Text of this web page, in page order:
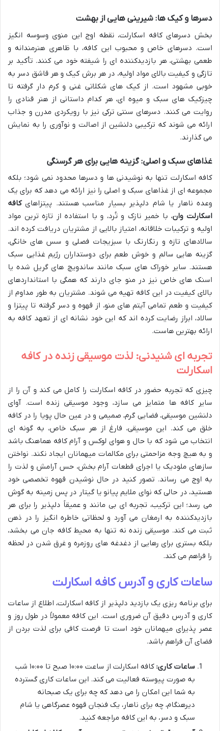
دسرها و کیک ها: شیرینی هایی از بهشت
بخش دسرهای کافه اسکارلت، نقطه اوج این منوی وسوسه انگیز
است. دسرهای خاص و محبوب این کافه، با ظاهری هنرمندانه و
طعمی بهشتی، هر بازدیدکننده ای را شیفته خود می کنند. تأکید بر
تازگی و کیفیت بالای مواد اولیه، در هر برش کیک و هر قاشق دسر به
خوبی مشهود است. از کیک های شکلاتی غنی و کرم دار گرفته تا
چیزکیک های سبک و میوه ای، هر کدام داستانی از هنر قنادی را
روایت می کنند. دسرهای سنتی ترکی نیز با رویکردی مدرن و جذاب
ارائه می شوند که ترکیبی دلنشین از اصالت و نوآوری را به نمایش
می گذارند.
غذاهای سبک و اصلی: گزینه هایی برای هر گرسنگی
کافه اسکارلت تنها به نوشیدنی ها و دسرها محدود نمی شود؛ بلکه
مجموعه ای از غذاهای سبک و اصلی را نیز ارائه می دهد که برای یک
وعده ناهار یا شام دلپذیر بسیار مناسب هستند. پیتزاهایکافه
اسکارلت وان، با خمیر نازک و تُرد، و با استفاده از تازه ترین مواد
اولیه و ترکیبات خلاقانه، امتیاز بالایی از مشتریان دریافت کرده اند.
سالادهای تازه و رنگارنگ با سبزیجات فصلی و سس های خانگی،
گزینه هایی سالم و خوش طعم برای دوستداران رژیم غذایی سبک
هستند. سایر خوراک های سبک مانند ساندویچ های گریل شده یا
اسنک های خاص نیز در منو جای دارند که همگی با استانداردهای
بالای کیفیت در این کافه تهیه می شوند. مشتریان به طور مداوم از
کیفیت و طعم تمامی آیتم های منو، از قهوه و دسر گرفته تا پیتزا و
سالاد، ابراز رضایت کرده اند که این خود نشانه ای از تعهد کافه به
ارائه بهترین هاست.
تجربه ای شنیدنی: لذت موسیقی زنده در کافه
اسکارلت
چیزی که تجربه حضور در کافه اسکارلت را کامل می کند و آن را از
سایر کافه ها متمایز می سازد، وجود موسیقی زنده است. آوای
دلنشین موسیقی، فضایی گرم، صمیمی و در عین حال پویا را در کافه
خلق می کند. این موسیقی، فارغ از هر سبک خاص، به گونه ای
انتخاب می شود که با حال و هوای لوکس و آرام کافه هماهنگ باشد
و به هیچ وجه مزاحمتی برای مکالمات میهمانان ایجاد نکند. نواختن
سازهای ملودیک یا اجرای قطعات آرام بخش، حس آرامش و لذت را
به اوج می رساند. تصور کنید در حال نوشیدن قهوه تخصصی خود
هستید، در حالی که نوای ملایم پیانو یا گیتار در پس زمینه به گوش
می رسد؛ این ترکیب، تجربه ای بی مانند و عمیقاً دلپذیر را برای هر
بازدیدکننده به ارمغان می آورد و لحظاتی خاطره انگیز را در ذهن
ثبت می کند. موسیقی زنده نه تنها به محیط کافه جان می بخشد،
بلکه بستری برای رهایی از دغدغه های روزمره و غرق شدن در لحظه
را فراهم می کند.
ساعات کاری و آدرس کافه اسکارلت
برای برنامه ریزی یک بازدید دلپذیر از کافه اسکارلت، اطلاع از ساعات
کاری و آدرس دقیق آن ضروری است. این کافه معمولاً در طول روز و
عصر پذیرای میهمانان خود است تا فرصت کافی برای لذت بردن از
فضای آن فراهم باشد.
ساعات کاری:
کافه اسکارلت از ساعت ۱۰:۰۰ صبح تا ۱۰:۰۰ شب
به صورت پیوسته فعالیت می کند. این ساعات کاری گسترده
به شما این امکان را می دهد که چه برای یک صبحانه
دیرهنگام، چه برای ناهار، یک فنجان قهوه عصرگاهی یا شام
سبک و دسر، به این کافه مراجعه کنید.